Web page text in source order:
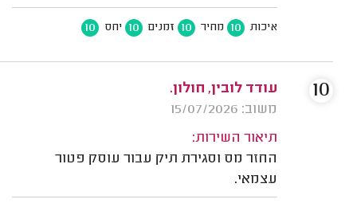
איכות 10 מחיר 10 זמנים 10 יחס 10
עודד לובין, חולון.
משוב: 15/07/2026
תיאור השירות:
החזר מס וסגירת תיק עבור עוסק פטור
עצמאי.
10